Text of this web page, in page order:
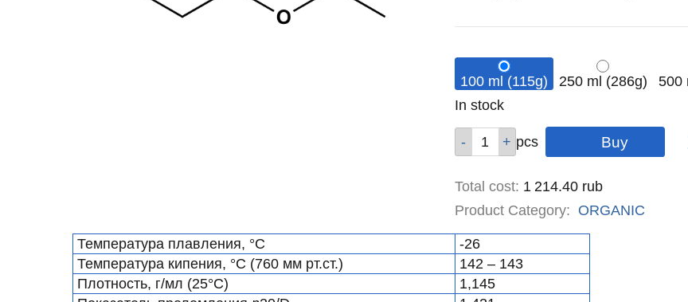
100 ml (115g) 250 ml (286g) 500
Remainder
In stock
pcs pcs
pcs
pcs
Total cost: 1 214.40 rub
Product Category: ORGANIC
Температура плавления, °С
-26
Температура кипения, °С (760 мм рт.ст.)
142 – 143
Плотность, г/мл (25°С)
1,145